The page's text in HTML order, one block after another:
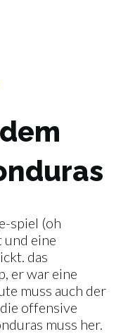
spiel (oh
eine
das
er war eine
muss auch der
offensive
muss her.